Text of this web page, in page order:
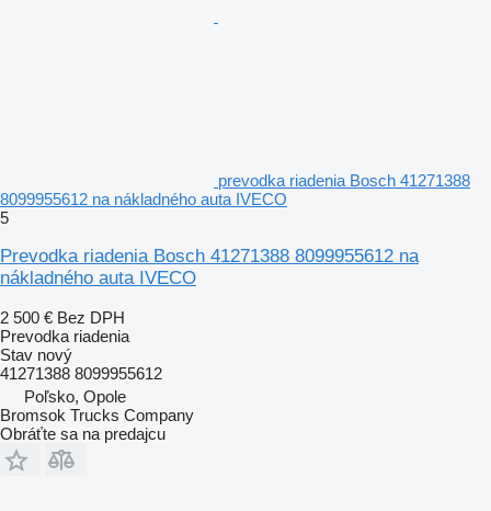
prevodka riadenia Bosch 41271388
8099955612 na nákladného auta IVECO
5
Prevodka riadenia Bosch 41271388 8099955612 na
nákladného auta IVECO
2 500 € Bez DPH
Prevodka riadenia
Stav nový
41271388 8099955612
Poľsko, Opole
Bromsok Trucks Company
Obráťte sa na predajcu